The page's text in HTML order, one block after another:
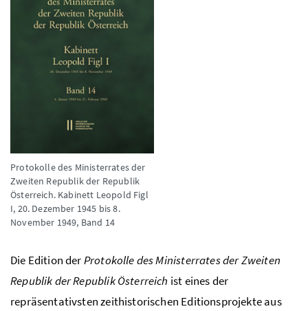
Protokolle des Ministerrates der
Zweiten Republik der Republik
Österreich. Kabinett Leopold Figl
I, 20. Dezember 1945 bis 8.
November 1949, Band 14
Die Edition derProtokolle des Ministerrates der Zweiten
Republik der Republik Österreich ist eines der
repräsentativsten zeithistorischen Editionsprojekte aus